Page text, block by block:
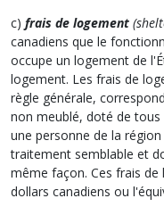
c) frais de logement
canadiens que le
occupe un logement de
logement. Les frais de
règle générale,
non meublé, doté de
une personne de la
traitement semblable et
même façon. Ces frais
dollars canadiens ou